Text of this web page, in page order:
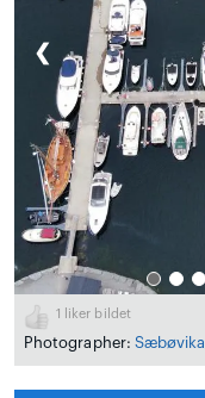
❮
1 liker bildet
Photographer: Sæbøvika